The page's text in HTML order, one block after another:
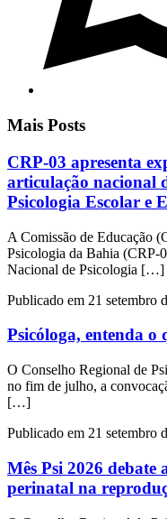
Mais Posts
CRP-03 apresenta
articulação nacional
Psicologia Escolar e
A Comissão de Educação
Psicologia da Bahia
Nacional de Psicologia […]
Publicado em 21 setembro
Psicóloga, entenda o
O Conselho Regional de
no fim de julho, a
[…]
Publicado em 21 setembro
Mês Psi 2026 debate
perinatal na